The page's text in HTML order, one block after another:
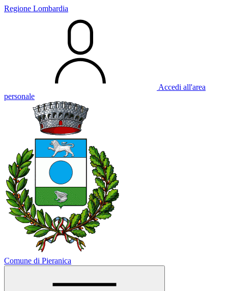
Regione Lombardia
Accedi all'area
personale
Comune di Pieranica